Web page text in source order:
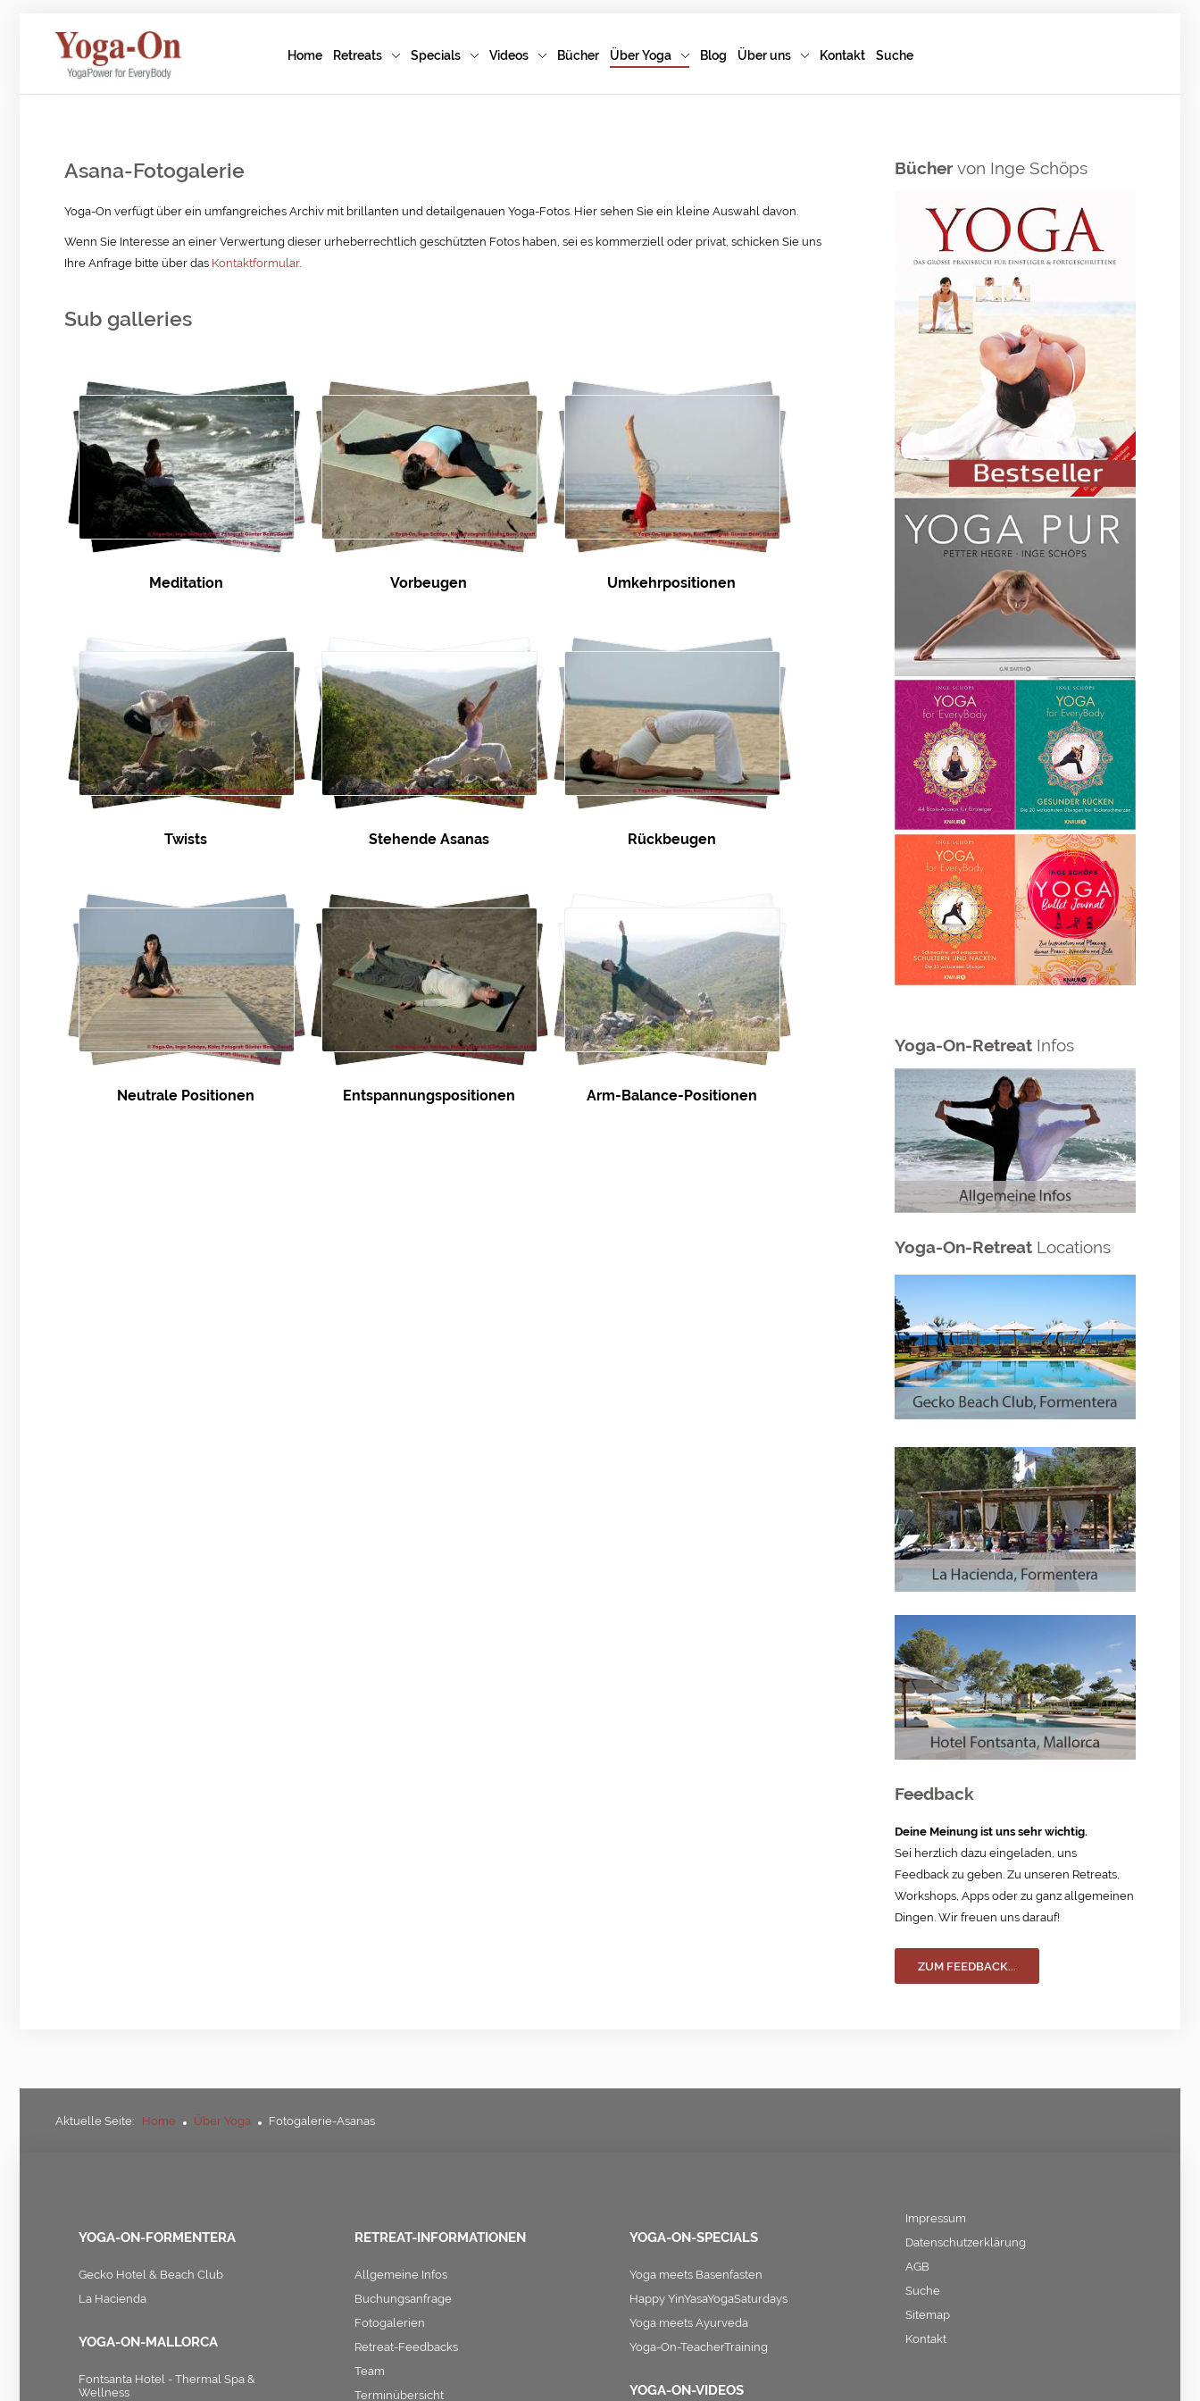
Home Retreats Specials Videos Bücher Über Yoga Blog Über uns Kontakt Suche
Asana-Fotogalerie
Yoga-On verfügt über ein umfangreiches Archiv mit brillanten und detailgenauen Yoga-Fotos. Hier sehen Sie ein kleine Auswahl davon.
Wenn Sie Interesse an einer Verwertung dieser urheberrechtlich geschützten Fotos haben, sei es kommerziell oder privat, schicken Sie uns
Ihre Anfrage bitte über das Kontaktformular.
Sub galleries
Meditation Vorbeugen Umkehrpositionen
Twists Stehende Asanas Rückbeugen
Neutrale Positionen Entspannungspositionen Arm-Balance-Positionen
Bücher von Inge Schöps
Yoga-On-Retreat Infos
Yoga-On-Retreat Locations
Feedback
Deine Meinung ist uns sehr wichtig.
Sei herzlich dazu eingeladen, uns
Feedback zu geben. Zu unseren Retreats,
Workshops, Apps oder zu ganz allgemeinen
Dingen. Wir freuen uns darauf!
ZUM FEEDBACK...
Aktuelle Seite: Home Über Yoga Fotogalerie-Asanas
YOGA-ON-FORMENTERA
Gecko Hotel & Beach Club
La Hacienda
YOGA-ON-MALLORCA
Fontsanta Hotel - Thermal Spa &
Wellness
RETREAT-INFORMATIONEN
Allgemeine Infos
Buchungsanfrage
Fotogalerien
Retreat-Feedbacks
Team
Terminübersicht
YOGA-ON-SPECIALS
Yoga meets Basenfasten
Happy YinYasaYogaSaturdays
Yoga meets Ayurveda
Yoga-On-TeacherTraining
YOGA-ON-VIDEOS
Impressum
Datenschutzerklärung
AGB
Suche
Sitemap
Kontakt